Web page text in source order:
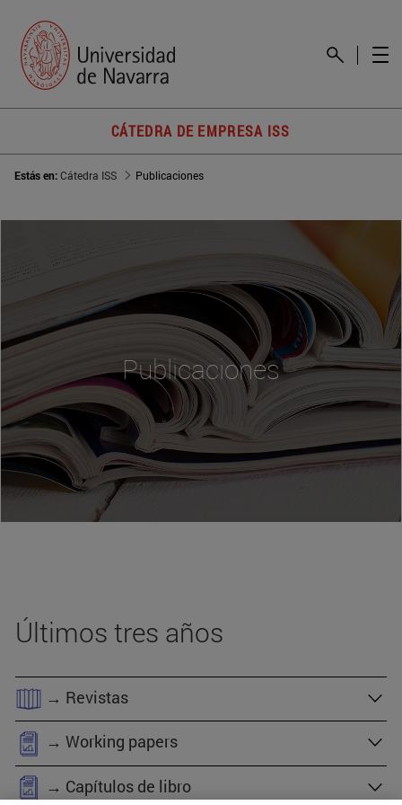
CÁTEDRA DE EMPRESA ISS
Estás en:Cátedra ISS Publicaciones
Publicaciones
Últimos tres años
→ Revistas
→ Working papers
→ Capítulos de libro